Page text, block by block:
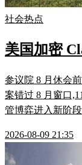
社会热点
美国加密
参议院 8 月休会
案错过 8 月窗口
管博弈进入新阶段
2026-08-09 21:35